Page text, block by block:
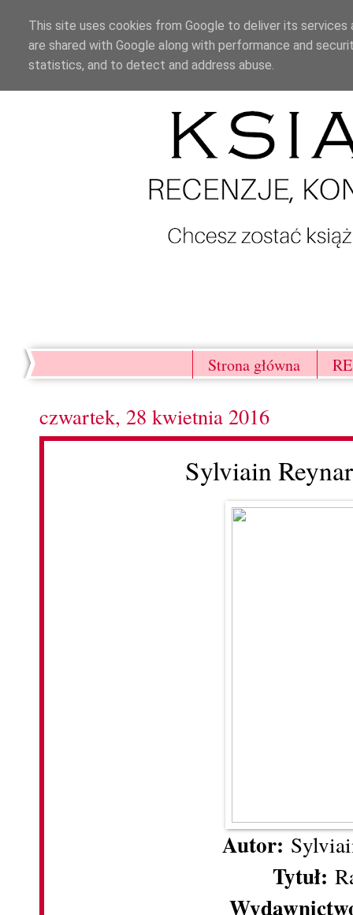
Strona główna
czwartek, 28 kwietnia 2016
Sylviain
Autor:
Tytuł:
This site uses cookies from Google to deliver its
are shared with Google along with performance and
statistics, and to detect and address abuse.